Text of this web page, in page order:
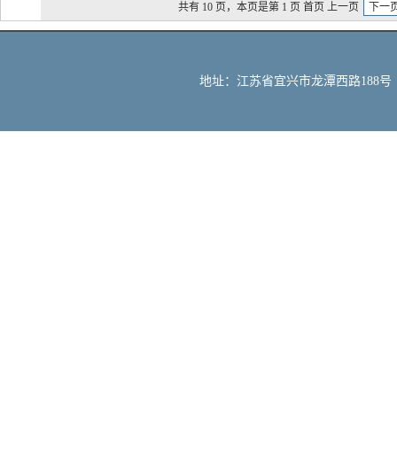
共有 10 页，本页是第 1 页 首页 上一页 下一
地址：江苏省宜兴市龙潭西路